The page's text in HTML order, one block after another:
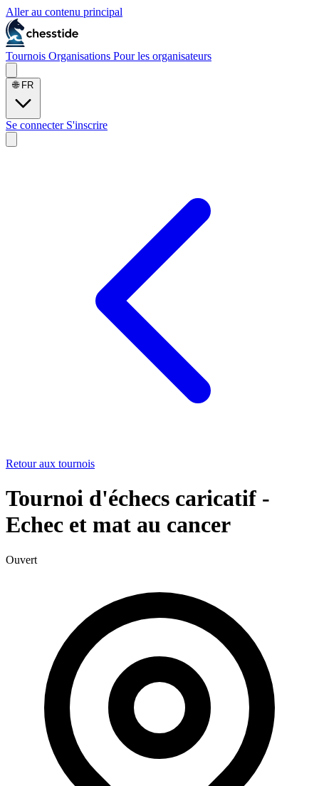
Aller au contenu principal
Tournois Organisations Pour les organisateurs
🌐 FR
Se connecter S'inscrire
Retour aux tournois
Tournoi d'échecs caricatif -
Echec et mat au cancer
Ouvert